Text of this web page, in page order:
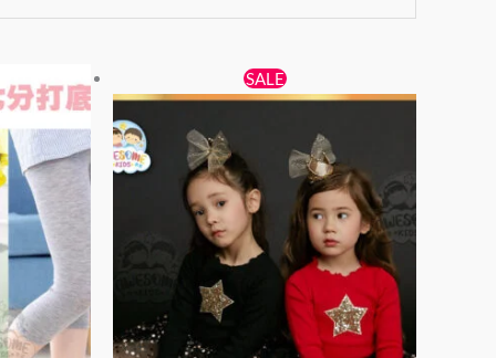
產
品
有
種
款
可
在
SALE
始
格：
$138。
目
前
$89。
產
多
種
款
式。
可
在